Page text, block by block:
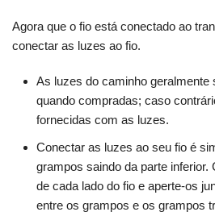
Agora que o fio está conectado ao
conectar as luzes ao fio.
As luzes do caminho geralmente
quando compradas; caso
fornecidas com as luzes.
Conectar as luzes ao seu fio é
grampos saindo da parte inferior.
de cada lado do fio e aperte-os
entre os grampos e os grampos